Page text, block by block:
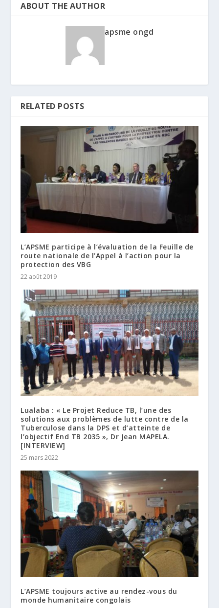
ABOUT THE AUTHOR
apsme ongd
RELATED POSTS
L’APSME participe à l’évaluation de la Feuille de
route nationale de l’Appel à l’action pour la
protection des VBG
22 août 2019
Lualaba : « Le Projet Reduce TB, l’une des
solutions aux problèmes de lutte contre de la
Tuberculose dans la DPS et d’atteinte de
l’objectif End TB 2035 », Dr Jean MAPELA.
[INTERVIEW]
25 mars 2022
L’APSME toujours active au rendez-vous du
monde humanitaire congolais